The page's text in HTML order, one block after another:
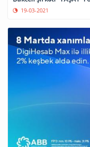
19-03-2021